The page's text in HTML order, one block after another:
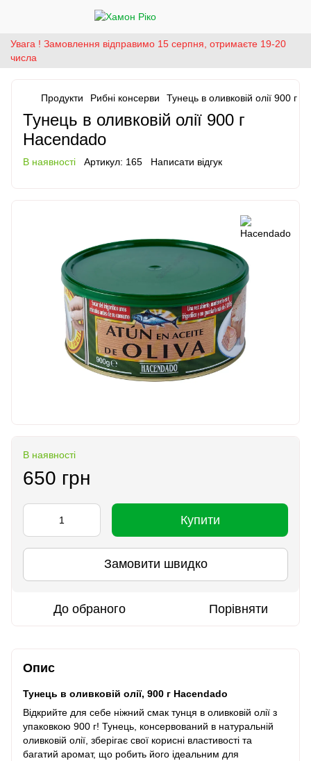
Увага ! Замовлення відправимо 15 серпня, отримаєте 19-20
числа
Продукти Рибні консерви Тунець в оливковій олії 900 г
Тунець в оливковій олії 900 г
Haсendado
В наявності Артикул: 165 Написати відгук
В наявності
650 грн
Купити
Замовити швидко
До обраного Порівняти
Опис
Тунець в оливковій олії, 900 г Haсendado
Відкрийте для себе ніжний смак тунця в оливковій олії з
упаковкою 900 г! Тунець, консервований в натуральній
оливковій олії, зберігає свої корисні властивості та
багатий аромат, що робить його ідеальним для